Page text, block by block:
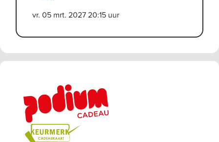
vr. 05 mrt. 2027 20:15 uur